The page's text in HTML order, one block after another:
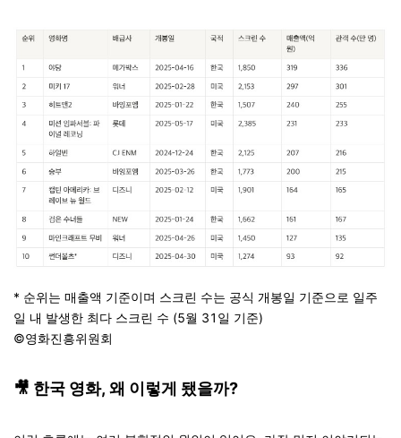
* 순위는 매출액 기준이며 스크린 수는 공식 개봉일 기준으로 일주
일 내 발생한 최다 스크린 수 (5월 31일 기준)
©영화진흥위원회
🎥 한국 영화, 왜 이렇게 됐을까?